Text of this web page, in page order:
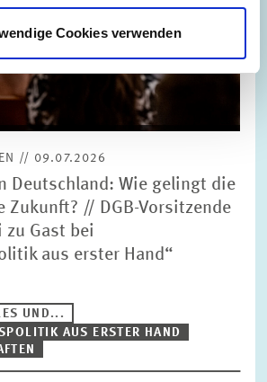
Cookies verwenden
// 09.07.2026
Deutschland: Wie gelingt die
Zukunft? // DGB-Vorsitzende
zu Gast bei
aus erster Hand“
UND...
AUS ERSTER HAND